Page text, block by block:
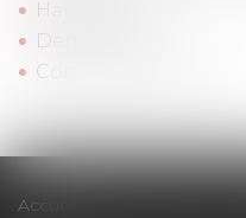
Harcèlement
Démission
Congés / Absences
Accueil